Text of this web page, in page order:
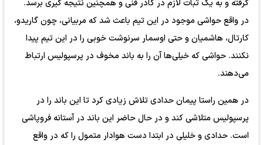
گرفته و به یک ثبات لازم در کادر فنی و همچنین نتیجه گیری برسد.
در واقع حواشی موجود در این تیم باعث شد که مربیانی، چون گاریدو،
کارتال، هاشمیان و حتی اوسمار سرنوشت خوبی را در این تیم پیدا
نکنند. حواشی که خیلی‌ها آن را به باند مخوف در پرسپولیس ارتباط
می‌دهند.
در همین راستا پیمان حدادی تلاش زیادی کرد تا این باند را در
پرسپولیس متلاشی کند و در حال حاضر این باند در آستانه فروپاشی
است. حدادی و خلیلی در ابتدا دست هوادار متمول را که در واقع